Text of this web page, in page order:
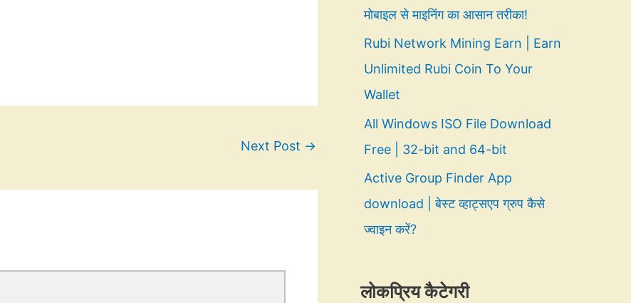
Next Post →
मोबाइल से माइनिंग का आसान तरीका!
Rubi Network Mining Earn | Earn
Unlimited Rubi Coin To Your
Wallet
All Windows ISO File Download
Free | 32-bit and 64-bit
Active Group Finder App
download | बेस्ट व्हाट्सएप ग्रुप कैसे
ज्वाइन करें?
लोकप्रिय कैटेगरी